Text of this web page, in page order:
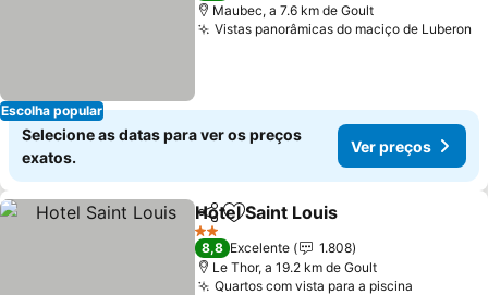
Escolha popular
Maubec, a 7.6 km de Goult
Vistas panorâmicas do maciço de Luberon
Selecione as datas para ver os preços
exatos.
Ver preços
PartilharAdicionar aos favoritos
Hotel Saint Louis
2 Estrelas
8,8 Excelente
1.808
Le Thor, a 19.2 km de Goult
Quartos com vista para a piscina